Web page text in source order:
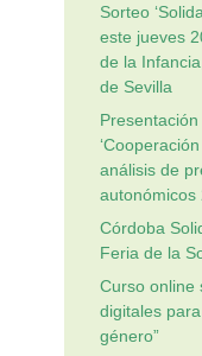
Sorteo
este jueves
de la
de Sevilla
análisis de
autonómicos
Córdoba
Feria de la
Curso online
digitales
género”